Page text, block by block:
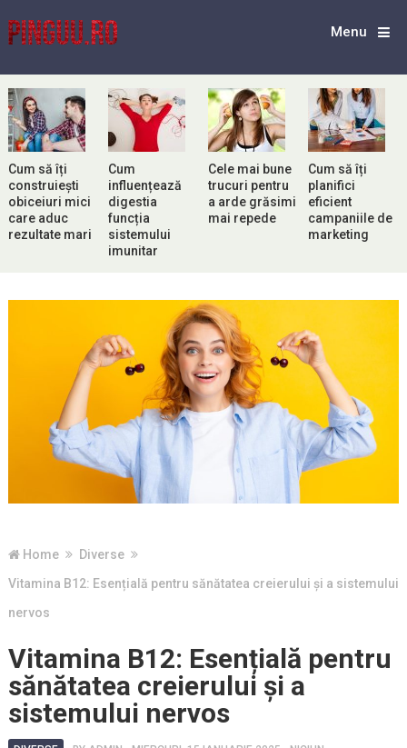
Menu
Cum să îți
construiești
obiceiuri mici
care aduc
rezultate mari
Cum
influențează
digestia
funcția
sistemului
imunitar
Cele mai bune
trucuri pentru
a arde grăsimi
mai repede
Cum să îți
planifici
eficient
campaniile de
marketing
Home
Diverse
Vitamina B12: Esențială pentru sănătatea creierului și a sistemului
nervos
Vitamina B12: Esențială pentru
sănătatea creierului și a
sistemului nervos